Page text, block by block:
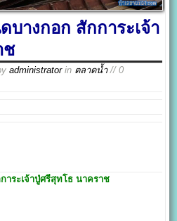
างกอก สักการะเจ้า
ช
administratorin ตลาดน้ำ// 0
าระเจ้าปู่ศรีสุทโธ นาคราช